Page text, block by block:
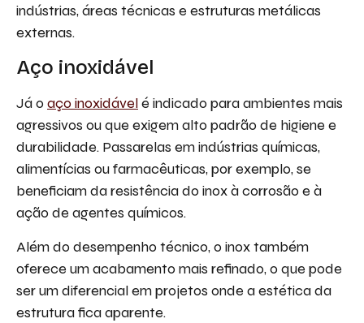
indústrias, áreas técnicas e estruturas metálicas
externas.
Aço inoxidável
Já o aço inoxidávelé indicado para ambientes mais
agressivos ou que exigem alto padrão de higiene e
durabilidade. Passarelas em indústrias químicas,
alimentícias ou farmacêuticas, por exemplo, se
beneficiam da resistência do inox à corrosão e à
ação de agentes químicos.
Além do desempenho técnico, o inox também
oferece um acabamento mais refinado, o que pode
ser um diferencial em projetos onde a estética da
estrutura fica aparente.